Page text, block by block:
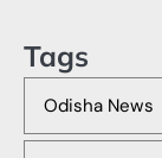
Tags
Odisha News